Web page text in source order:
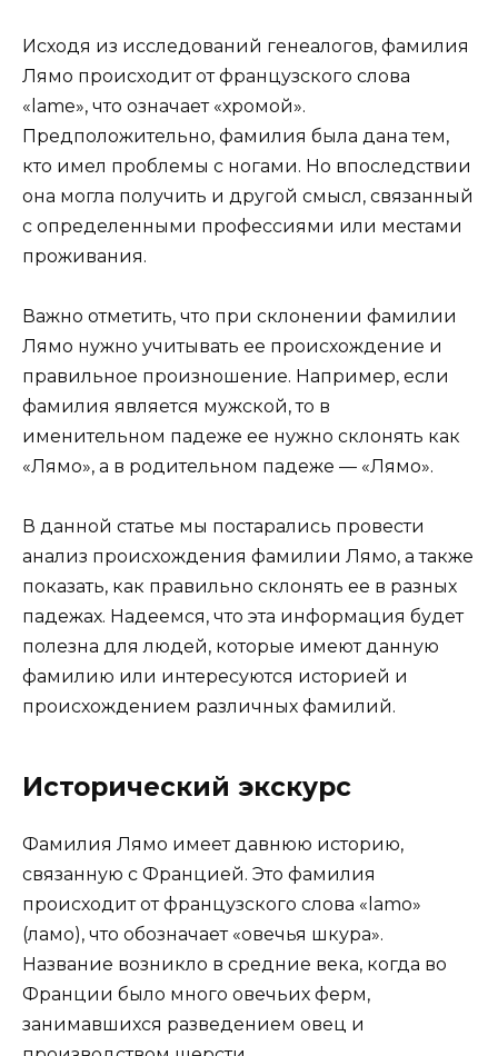
Исходя из исследований генеалогов, фамилия
Лямо происходит от французского слова
«lame», что означает «хромой».
Предположительно, фамилия была дана тем,
кто имел проблемы с ногами. Но впоследствии
она могла получить и другой смысл, связанный
с определенными профессиями или местами
проживания.
Важно отметить, что при склонении фамилии
Лямо нужно учитывать ее происхождение и
правильное произношение. Например, если
фамилия является мужской, то в
именительном падеже ее нужно склонять как
«Лямо», а в родительном падеже — «Лямо».
В данной статье мы постарались провести
анализ происхождения фамилии Лямо, а также
показать, как правильно склонять ее в разных
падежах. Надеемся, что эта информация будет
полезна для людей, которые имеют данную
фамилию или интересуются историей и
происхождением различных фамилий.
Исторический экскурс
Фамилия Лямо имеет давнюю историю,
связанную с Францией. Это фамилия
происходит от французского слова «lamo»
(ламо), что обозначает «овечья шкура».
Название возникло в средние века, когда во
Франции было много овечьих ферм,
занимавшихся разведением овец и